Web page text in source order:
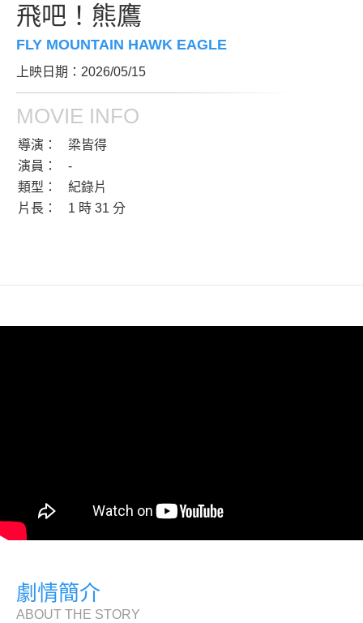
飛吧！熊鷹
FLY MOUNTAIN HAWK EAGLE
上映日期：2026/05/15
MOVIE INFO
導演：
梁皆得
演員：
-
類型：
紀錄片
片長：
1 時 31 分
劇情簡介
ABOUT THE STORY